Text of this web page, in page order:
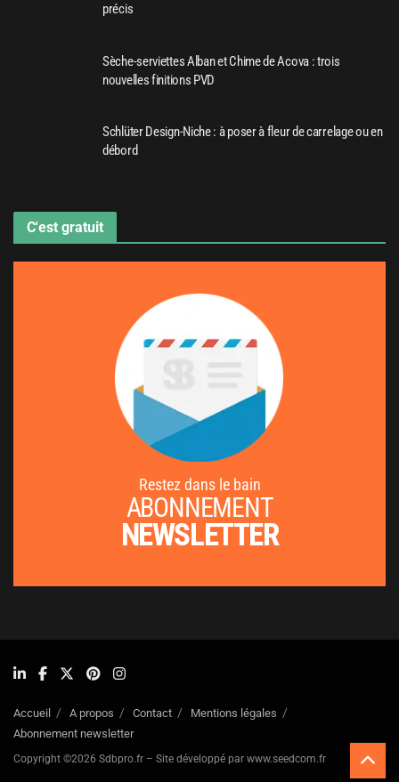
précis
Sèche-serviettes Alban et Chime de Acova : trois
nouvelles finitions PVD
Schlüter Design-Niche : à poser à fleur de carrelage ou en
débord
C'est gratuit
Restez dans le bain
ABONNEMENT
NEWSLETTER
Accueil A propos Contact
Mentions légales
Abonnement newsletter
Copyright ©2026 Sdbpro.fr – Site développé par www.seedcom.fr